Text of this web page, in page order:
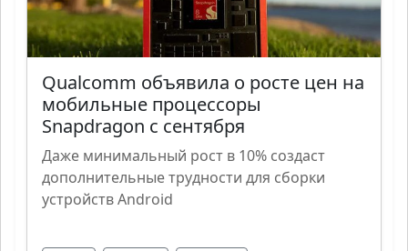
Qualcomm объявила о росте цен на
мобильные процессоры
Snapdragon с сентября
Даже минимальный рост в 10% создаст
дополнительные трудности для сборки
устройств Android